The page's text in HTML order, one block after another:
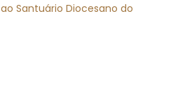
Santuário Diocesano do